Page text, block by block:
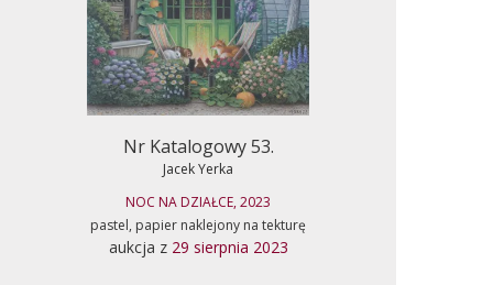
Nr Katalogowy 53.
Jacek Yerka
NOC NA DZIAŁCE, 2023
pastel, papier naklejony na tekturę
aukcja z 29 sierpnia 2023